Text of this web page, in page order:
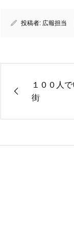
投稿者: 広報担当
１００人
街